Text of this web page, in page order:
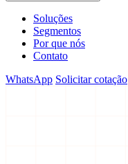
Soluções
Segmentos
Por que nós
Contato
WhatsApp Solicitar cotação